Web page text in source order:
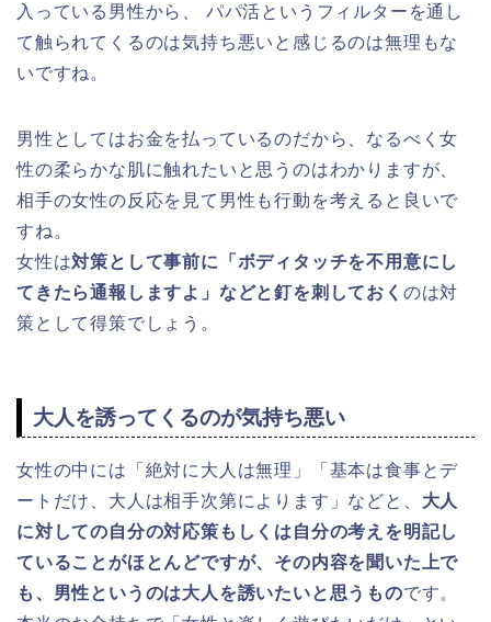
入っている男性から、 パパ活というフィルターを通し
て触られてくるのは気持ち悪いと感じるのは無理もな
いですね。
男性としてはお金を払っているのだから、なるべく女
性の柔らかな肌に触れたいと思うのはわかりますが、
相手の女性の反応を見て男性も行動を考えると良いで
すね。
女性は対策として事前に「ボディタッチを不用意にし
てきたら通報しますよ」などと釘を刺しておく のは対
策として得策でしょう。
大人を誘ってくるのが気持ち悪い
女性の中には「絶対に大人は無理」「基本は食事とデ
ートだけ、大人は相手次第によります」などと、 大人
に対しての自分の対応策もしくは自分の考えを明記し
ていることがほとんどですが、その内容を聞いた上で
も、男性というのは大人を誘いたいと思うものです。